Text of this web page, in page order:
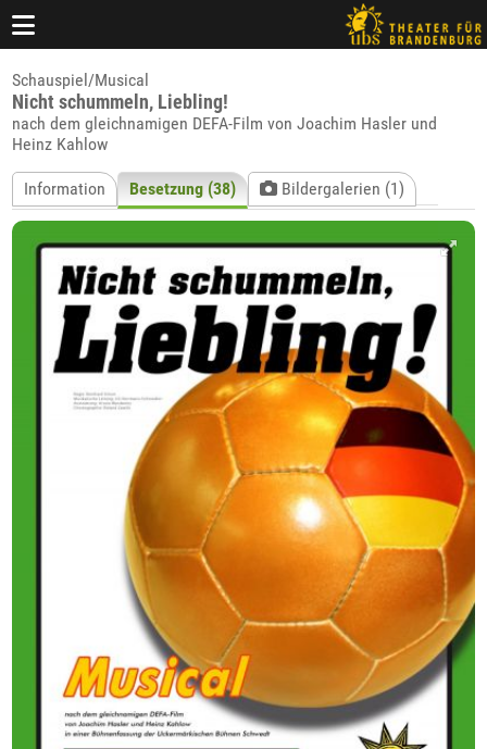
Schauspiel/Musical
Nicht schummeln, Liebling!
nach dem gleichnamigen DEFA-Film von Joachim Hasler und
Heinz Kahlow
Information Besetzung (38) Bildergalerien (1)